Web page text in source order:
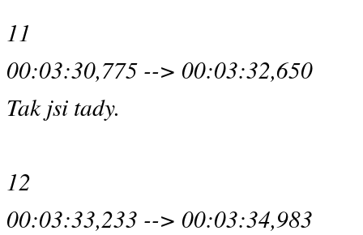
11
00:03:30,775 --> 00:03:32,650
Tak jsi tady.
12
00:03:33,233 --> 00:03:34,983